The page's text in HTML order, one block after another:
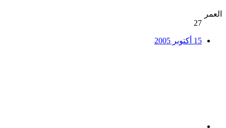
العمر
27
15 أكتوبر 2005